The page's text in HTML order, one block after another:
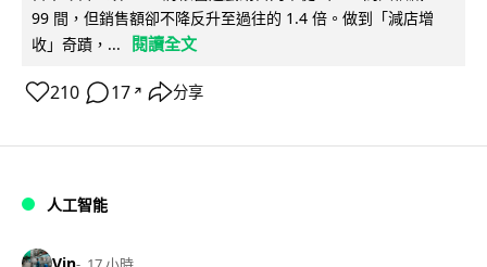
99 間，但銷售額卻不降反升至過往的 1.4 倍。做到「減店增
收」奇蹟，...
閱讀全文
210 17 ↗ 分享
人工智能